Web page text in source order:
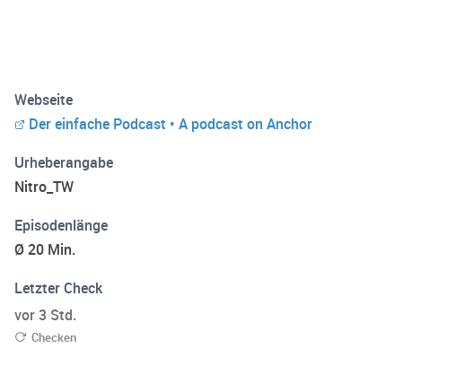
Webseite
Der einfache Podcast • A podcast on Anchor
Urheberangabe
Nitro_TW
Episodenlänge
Ø 20 Min.
Letzter Check
vor 3 Std.
Checken